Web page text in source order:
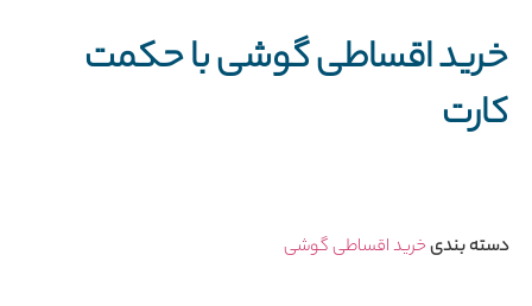
خرید اقساطی گوشی با حکمت
کارت
دسته بندیخرید اقساطی گوشی